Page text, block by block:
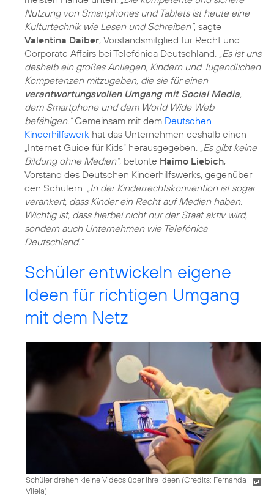
Nutzung von Smartphones und Tablets ist heute eine
Kulturtechnik wie Lesen und Schreiben“, sagte
Valentina Daiber, Vorstandsmitglied für Recht und
Corporate Affairs bei Telefónica Deutschland.
„Es ist uns
deshalb ein großes Anliegen, Kindern und Jugendlichen
Kompetenzen mitzugeben, die sie für einen
verantwortungsvollen Umgang mit Social Media
dem Smartphone und dem World Wide Web
befähigen.“Gemeinsam mit dem Deutschen
Kinderhilfswerk hat das Unternehmen deshalb einen
„Internet Guide für Kids“ herausgegeben.
„Es gibt keine
Bildung ohne Medien“, betonte Haimo Liebich,
Vorstand des Deutschen Kinderhilfswerks, gegenüber
den Schülern.
„In der Kinderrechtskonvention ist sogar
verankert, dass Kinder ein Recht auf Medien haben.
Wichtig ist, dass hierbei nicht nur der Staat aktiv wird,
sondern auch Unternehmen wie Telefónica
Deutschland.“
Schüler entwickeln eigene
Ideen für richtigen Umgang
mit dem Netz
Schüler drehen kleine Videos über ihre Ideen (Credits: Fernanda
Vilela)